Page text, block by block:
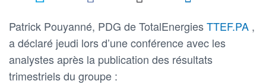
Patrick Pouyanné, PDG de TotalEnergiesTTEF.PA ,
a déclaré jeudi lors d’une conférence avec les
analystes après la publication des résultats
trimestriels du groupe :